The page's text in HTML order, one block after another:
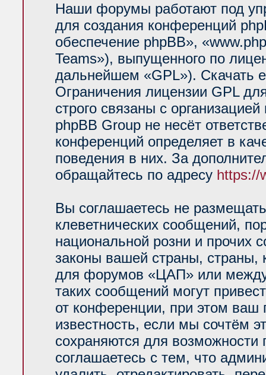
Наши форумы работают под
для создания конференций
обеспечение phpBB»,
Teams»), выпущенного по
дальнейшем «GPL»). Скачать
Ограничения лицензии GPL
строго связаны с
phpBB Group не несёт
конференций определяет в
поведения в них. За
обращайтесь по адресу https://
Вы соглашаетесь не
клеветнических сообщений,
национальной розни и прочих
законы вашей страны, страны,
для форумов «ЦАП» или
таких сообщений могут
от конференции, при этом ваш
известность, если мы сочтём
сохраняются для возможности
соглашаетесь с тем, что